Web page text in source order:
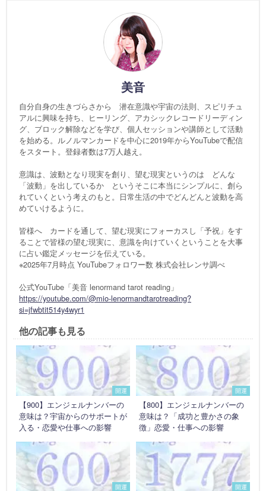
美音
自分自身の生きづらさから 潜在意識や宇宙の法則、スピリチュ
アルに興味を持ち、ヒーリング、アカシックレコードリーディン
グ、ブロック解除などを学び、個人セッションや講師として活動
を始める。ルノルマンカードを中心に2019年からYouTubeで配信
をスタート。登録者数は7万人越え。
意識は、波動となり現実を創り、望む現実というのは どんな
「波動」を出しているか というそこに本当にシンプルに、創ら
れていくという考えのもと。日常生活の中でどんどんと波動を高
めていけるように。
皆様へ カードを通して、望む現実にフォーカスし「予祝」をす
ることで皆様の望む現実に、意識を向けていくということを大事
に占い鑑定メッセージを伝えている。
※2025年7月時点 YouTubeフォロワー数 株式会社レンサ調べ
公式YouTube「美音 lenormand tarot reading」
https://youtube.com/@mio-lenormandtarotreading?
si=jfwbtit514y4wyr1
他の記事も見る
開運
【900】エンジェルナンバーの
意味は？宇宙からのサポートが
入る・恋愛や仕事への影響
開運
【800】エンジェルナンバーの
意味は？「成功と豊かさの象
徴」恋愛・仕事への影響
開運 開運